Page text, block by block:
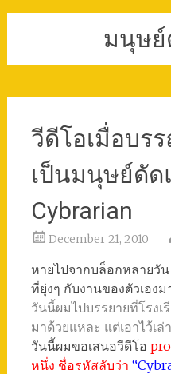
มนุษย์
วีดีโอเมื่อบร
เป็นมนุษย์ดัด
Cybrarian
December 21, 2010
หายไปจากบล็อกหลายวั
ที่ยุ่งๆ กับงานของตัวเอง
วันนี้ผมไปบรรยายที่โรง
มาด้วยแหละ แต่เอาไว้เล่
วันนี้ผมขอเสนอวีดีโอ
หนึ่ง ชื่อรหัสลับว่า